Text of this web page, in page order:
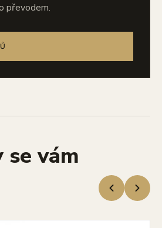
převodem.
se vám